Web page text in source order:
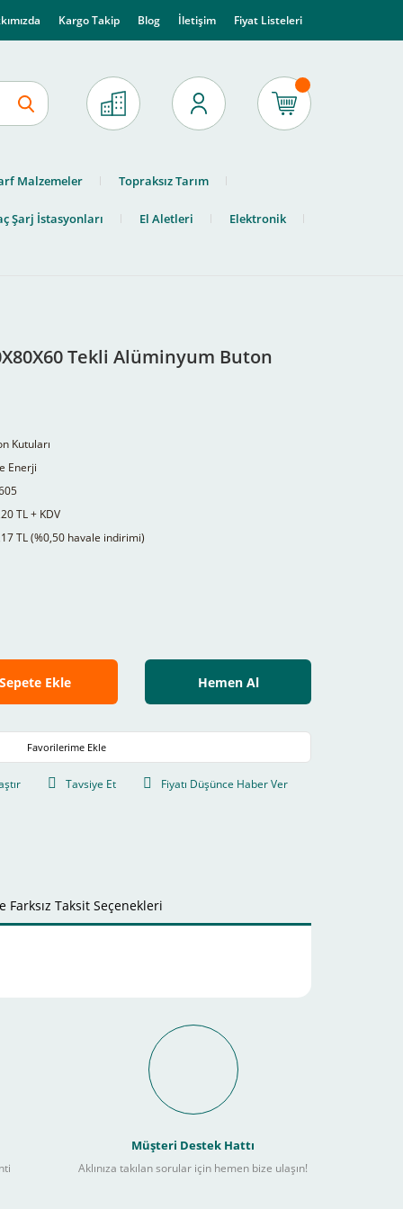
Kargo Takip Blog İletişim Fiyat Listeleri
Malzemeler Topraksız Tarım
Şarj İstasyonları El Aletleri Elektronik
Tekli Alüminyum Buton
Kutuları
Enerji
TL + KDV
TL (%0,50 havale indirimi)
Sepete Ekle Hemen Al
Tavsiye Et Fiyatı Düşünce Haber Ver
Farksız Taksit Seçenekleri
İmkanı Nasıl
Müşteri Destek Hattı
Aklınıza takılan sorular için hemen bize ulaşın!